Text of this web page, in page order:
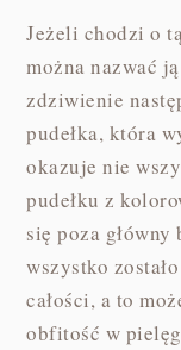
Jeżeli chodzi o
można nazwać
zdziwienie
pudełka, która
okazuje nie
pudełku z
się poza
wszystko
całości, a to
obfitość w